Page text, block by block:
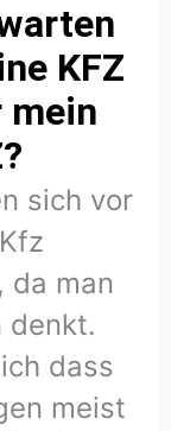
KFZ
mein
sich vor
da man
denkt.
dass
meist